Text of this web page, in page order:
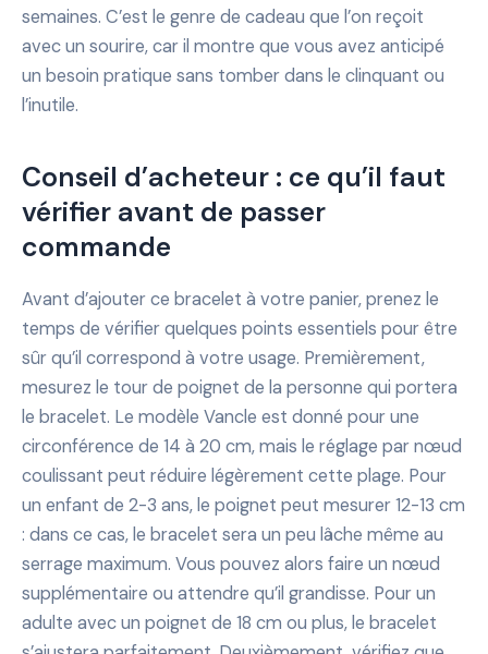
semaines. C’est le genre de cadeau que l’on reçoit
avec un sourire, car il montre que vous avez anticipé
un besoin pratique sans tomber dans le clinquant ou
l’inutile.
Conseil d’acheteur : ce qu’il faut
vérifier avant de passer
commande
Avant d’ajouter ce bracelet à votre panier, prenez le
temps de vérifier quelques points essentiels pour être
sûr qu’il correspond à votre usage. Premièrement,
mesurez le tour de poignet de la personne qui portera
le bracelet. Le modèle Vancle est donné pour une
circonférence de 14 à 20 cm, mais le réglage par nœud
coulissant peut réduire légèrement cette plage. Pour
un enfant de 2-3 ans, le poignet peut mesurer 12-13 cm
: dans ce cas, le bracelet sera un peu lâche même au
serrage maximum. Vous pouvez alors faire un nœud
supplémentaire ou attendre qu’il grandisse. Pour un
adulte avec un poignet de 18 cm ou plus, le bracelet